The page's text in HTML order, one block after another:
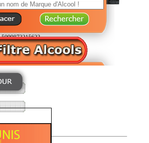
Décembre 2019
5099873215623
Modéré